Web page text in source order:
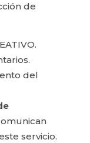
de
del
servicio.